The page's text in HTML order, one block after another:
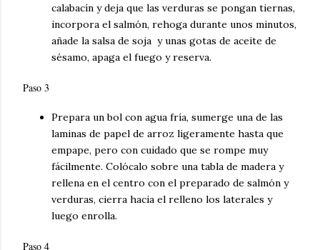
calabacín y deja que las verduras se pongan tiernas,
incorpora el salmón, rehoga durante unos minutos,
añade la salsa de soja y unas gotas de aceite de
sésamo, apaga el fuego y reserva.
Paso 3
Prepara un bol con agua fría, sumerge una de las
laminas de papel de arroz ligeramente hasta que
empape, pero con cuidado que se rompe muy
fácilmente. Colócalo sobre una tabla de madera y
rellena en el centro con el preparado de salmón y
verduras, cierra hacia el relleno los laterales y
luego enrolla.
Paso 4